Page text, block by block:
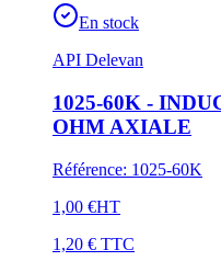
En stock
API Delevan
1025-60K -
OHM AXIALE
Référence: 1025-60K
1,00 €HT
1,20 € TTC